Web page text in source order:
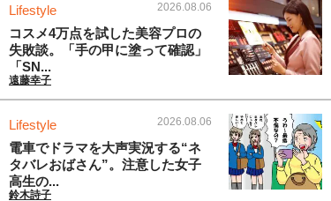
Lifestyle 2026.08.06
コスメ4万点を試した美容プロの
失敗談。「手の甲に塗って確認」
「SN...
遠藤幸子
Lifestyle 2026.08.06
電車でドラマを大声実況する“ネ
タバレおばさん”。注意した女子
高生の...
鈴木詩子